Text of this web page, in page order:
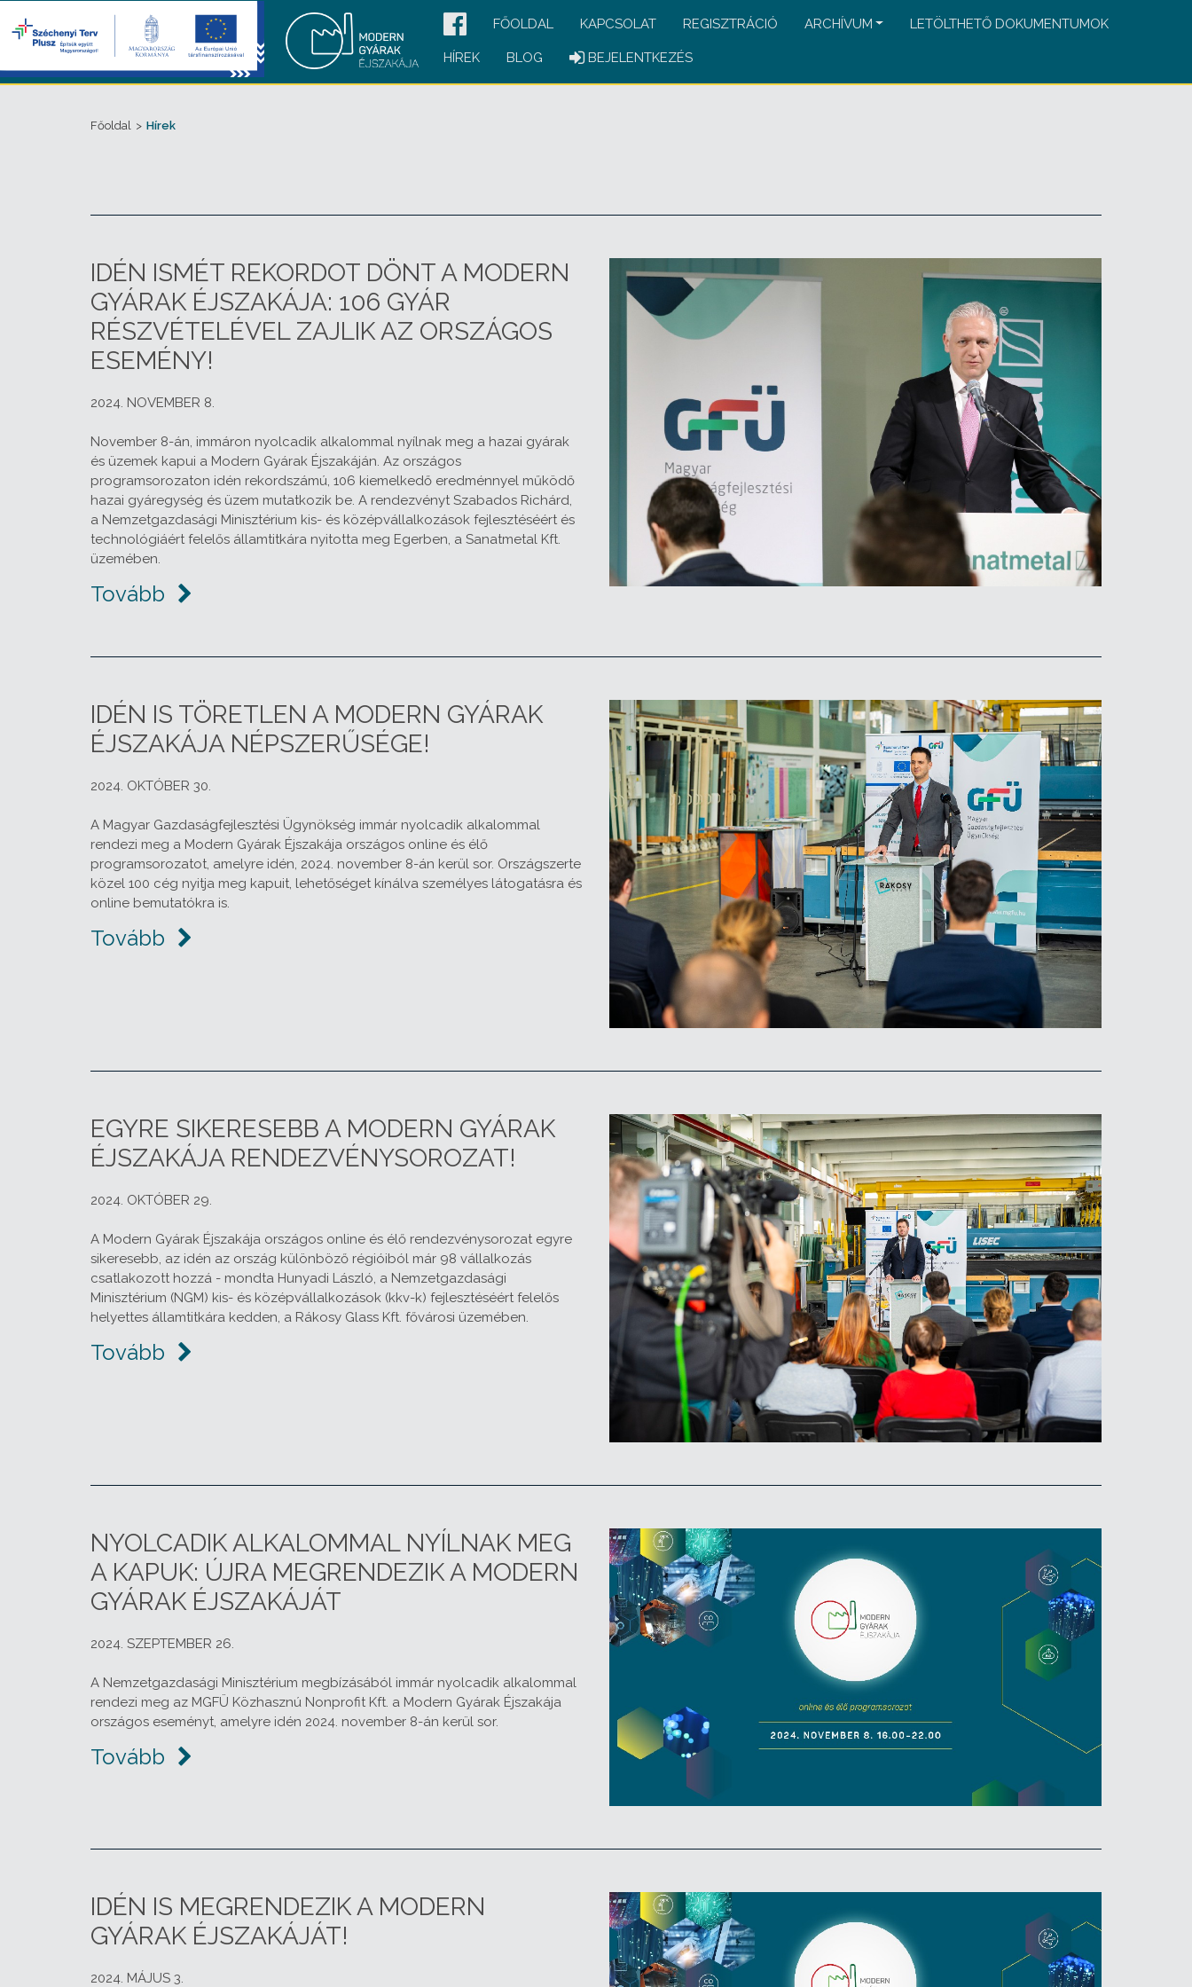
FŐOLDAL KAPCSOLAT REGISZTRÁCIÓ ARCHÍVUM LETÖLTHETŐ DOKUMENTUMOK
HÍREK BLOG BEJELENTKEZÉS
Főoldal > Hírek
IDÉN ISMÉT REKORDOT DÖNT A MODERN
GYÁRAK ÉJSZAKÁJA: 106 GYÁR
RÉSZVÉTELÉVEL ZAJLIK AZ ORSZÁGOS
ESEMÉNY!
2024. NOVEMBER 8.
November 8-án, immáron nyolcadik alkalommal nyílnak meg a hazai gyárak
és üzemek kapui a Modern Gyárak Éjszakáján. Az országos
programsorozaton idén rekordszámú, 106 kiemelkedő eredménnyel működő
hazai gyáregység és üzem mutatkozik be. A rendezvényt Szabados Richárd,
a Nemzetgazdasági Minisztérium kis- és középvállalkozások fejlesztéséért és
technológiáért felelős államtitkára nyitotta meg Egerben, a Sanatmetal Kft.
üzemében.
Tovább
IDÉN IS TÖRETLEN A MODERN GYÁRAK
ÉJSZAKÁJA NÉPSZERŰSÉGE!
2024. OKTÓBER 30.
A Magyar Gazdaságfejlesztési Ügynökség immár nyolcadik alkalommal
rendezi meg a Modern Gyárak Éjszakája országos online és élő
programsorozatot, amelyre idén, 2024. november 8-án kerül sor. Országszerte
közel 100 cég nyitja meg kapuit, lehetőséget kínálva személyes látogatásra és
online bemutatókra is.
Tovább
EGYRE SIKERESEBB A MODERN GYÁRAK
ÉJSZAKÁJA RENDEZVÉNYSOROZAT!
2024. OKTÓBER 29.
A Modern Gyárak Éjszakája országos online és élő rendezvénysorozat egyre
sikeresebb, az idén az ország különböző régióiból már 98 vállalkozás
csatlakozott hozzá - mondta Hunyadi László, a Nemzetgazdasági
Minisztérium (NGM) kis- és középvállalkozások (kkv-k) fejlesztéséért felelős
helyettes államtitkára kedden, a Rákosy Glass Kft. fővárosi üzemében.
Tovább
NYOLCADIK ALKALOMMAL NYÍLNAK MEG
A KAPUK: ÚJRA MEGRENDEZIK A MODERN
GYÁRAK ÉJSZAKÁJÁT
2024. SZEPTEMBER 26.
A Nemzetgazdasági Minisztérium megbízásából immár nyolcadik alkalommal
rendezi meg az MGFÜ Közhasznú Nonprofit Kft. a Modern Gyárak Éjszakája
országos eseményt, amelyre idén 2024. november 8-án kerül sor.
Tovább
IDÉN IS MEGRENDEZIK A MODERN
GYÁRAK ÉJSZAKÁJÁT!
2024. MÁJUS 3.